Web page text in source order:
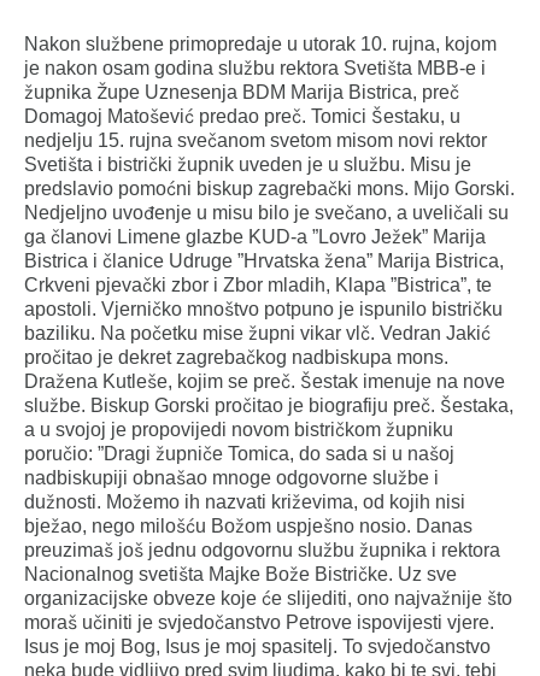
Nakon službene primopredaje u utorak 10. rujna, kojom
je nakon osam godina službu rektora Svetišta MBB-e i
župnika Župe Uznesenja BDM Marija Bistrica, preč
Domagoj Matošević predao preč. Tomici Šestaku, u
nedjelju 15. rujna svečanom svetom misom novi rektor
Svetišta i bistrički župnik uveden je u službu. Misu je
predslavio pomoćni biskup zagrebački mons. Mijo Gorski.
Nedjeljno uvođenje u misu bilo je svečano, a uveličali su
ga članovi Limene glazbe KUD-a ”Lovro Ježek” Marija
Bistrica i članice Udruge ”Hrvatska žena” Marija Bistrica,
Crkveni pjevački zbor i Zbor mladih, Klapa ”Bistrica”, te
apostoli. Vjerničko mnoštvo potpuno je ispunilo bistričku
baziliku. Na početku mise župni vikar vlč. Vedran Jakić
pročitao je dekret zagrebačkog nadbiskupa mons.
Dražena Kutleše, kojim se preč. Šestak imenuje na nove
službe. Biskup Gorski pročitao je biografiju preč. Šestaka,
a u svojoj je propovijedi novom bistričkom župniku
poručio: ”Dragi župniče Tomica, do sada si u našoj
nadbiskupiji obnašao mnoge odgovorne službe i
dužnosti. Možemo ih nazvati križevima, od kojih nisi
bježao, nego milošću Božom uspješno nosio. Danas
preuzimaš još jednu odgovornu službu župnika i rektora
Nacionalnog svetišta Majke Bože Bistričke. Uz sve
organizacijske obveze koje će slijediti, ono najvažnije što
moraš učiniti je svjedočanstvo Petrove ispovijesti vjere.
Isus je moj Bog, Isus je moj spasitelj. To svjedočanstvo
neka bude vidljivo pred svim ljudima, kako bi te svi, tebi